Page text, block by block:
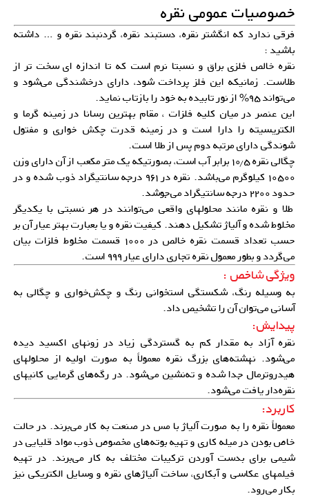
خصوصیات عمومی نقره
فرقی ندارد که انگشتر نقره، دستبند نقره، گردنبند نقره و … داشته
باشید :
نقره خالص فلزی براق و نسبتا نرم است که تا اندازه ای سخت تر از
طلاست. زمانیکه این فلز پرداخت شود، دارای درخشندگی می‌شود و
می‌تواند ۹۵% از نور تابیده به خود را بازتاب نماید.
این عنصر در میان کلیه فلزات ، مقام بهترین رسانا در زمینه گرما و
الکتریسیته را دارا است و در زمینه قدرت چکش خواری و مفتول
شوندگی دارای مرتبه دوم پس از طلا است.
چگالی نقره ۱۰٫۵ برابر آب است، بصورتیکه یک متر مکعب از آن دارای وزن
۱۰۵۰۰ کیلوگرم می‌باشد. نقره در ۹۶۱ درجه سانتیگراد ذوب شده و در
حدود ۲۲۰۰ درجه سانتیگراد می‌جوشد.
طلا و نقره مانند محلولهای واقعی می‌توانند در هر نسبتی با یکدیگر
مخلوط شده و آلیاژ تشکیل دهند. کیفیت نقره و یا بعبارت بهتر عیار آن بر
حسب تعداد قسمت نقره خالص در ۱۰۰۰ قسمت مخلوط فلزات بیان
می‌گردد و بطور معمول نقره تجاری دارای عیار ۹۹۹ است.
ویژگی شاخص :
به وسیله رنگ، شکستگی استخوانی رنگ و چکش‌خواری و چگالی به
آسانی می‌توان آن را تشخیص داد.
پیدایش:
نقره آزاد به مقدار کم به گستردگی زیاد در زونهای اکسید دیده
می‌شود. نهشته‌های بزرگ نقره معمولاً به صورت اولیه از محلولهای
هیدروترمال جدا شده و ته‌‌نشین می‌شود. در رگه‌های گرمایی کانیهای
نقره‌دار یافت می‌شود.
کاربرد:
معمولاً نقره را به صورت آلیاژ با مس در صنعت به کار می‌برند. در حالت
خاص بودن در میله کاری و تهیه بوته‌های مخصوص ذوب مواد قلیایی در
شیمی برای بدست آوردن ترکیبات مختلف به کار می‌برند. در تهیه
فیلمهای عکاسی و آبکاری، ساختآلیاژهای نقرهو وسایل الکتریکی نیز
بکار می‌رود.